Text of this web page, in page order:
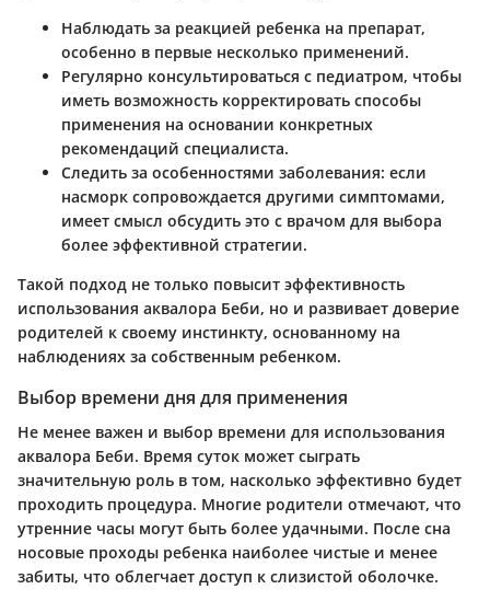
Наблюдать за реакцией ребенка на препарат,
особенно в первые несколько применений.
Регулярно консультироваться с педиатром, чтобы
иметь возможность корректировать способы
применения на основании конкретных
рекомендаций специалиста.
Следить за особенностями заболевания: если
насморк сопровождается другими симптомами,
имеет смысл обсудить это с врачом для выбора
более эффективной стратегии.
Такой подход не только повысит эффективность
использования аквалора Беби, но и развивает доверие
родителей к своему инстинкту, основанному на
наблюдениях за собственным ребенком.
Выбор времени дня для применения
Не менее важен и выбор времени для использования
аквалора Беби. Время суток может сыграть
значительную роль в том, насколько эффективно будет
проходить процедура. Многие родители отмечают, что
утренние часы могут быть более удачными. После сна
носовые проходы ребенка наиболее чистые и менее
забиты, что облегчает доступ к слизистой оболочке.